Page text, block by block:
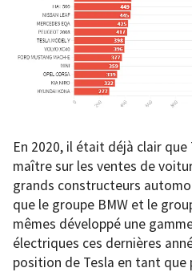
En 2020, il était déjà clair
maître sur les ventes de
grands constructeurs
que le groupe BMW et le
mêmes développé une
électriques ces dernières
position de Tesla en tant que